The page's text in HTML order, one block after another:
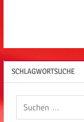
SCHLAGWORTSUCHE